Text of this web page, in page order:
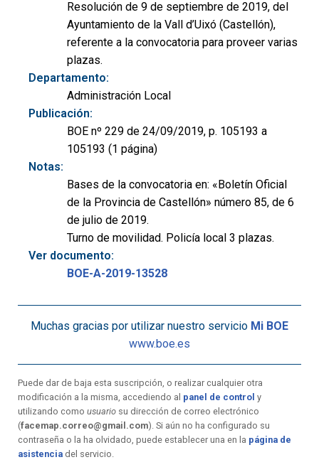
Resolución de 9 de septiembre de 2019, del
Ayuntamiento de la Vall d’Uixó (Castellón),
referente a la convocatoria para proveer varias
plazas.
Departamento:
Administración Local
Publicación:
BOE nº 229 de 24/09/2019, p. 105193 a
105193 (1 página)
Notas:
Bases de la convocatoria en: «Boletín Oficial
de la Provincia de Castellón» número 85, de 6
de julio de 2019.
Turno de movilidad. Policía local 3 plazas.
Ver documento:
BOE-A-2019-13528
Muchas gracias por utilizar nuestro servicio Mi BOE
www.boe.es
Puede dar de baja esta suscripción, o realizar cualquier otra
modificación a la misma, accediendo al panel de control y
utilizando como usuario su dirección de correo electrónico
(facemap.correo@gmail.com). Si aún no ha configurado su
contraseña o la ha olvidado, puede establecer una en la página de
asistencia del servicio.